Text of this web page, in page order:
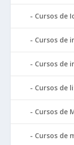
Cursos de
Cursos de
Cursos de
Cursos de
Cursos de
Cursos de